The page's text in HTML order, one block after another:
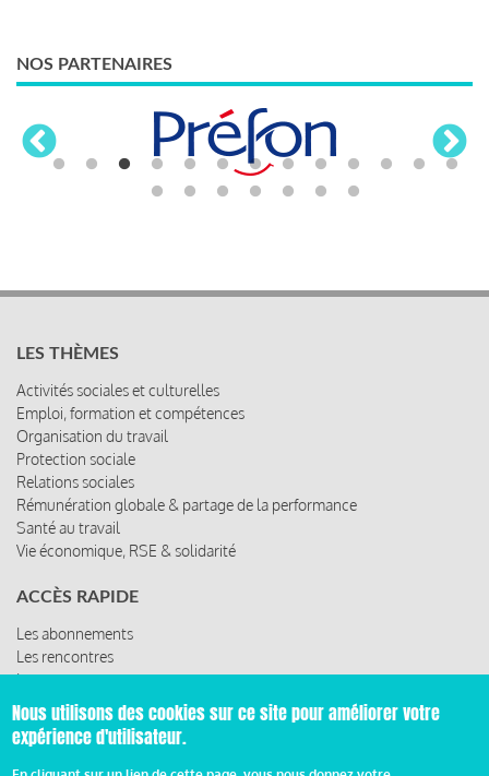
NOS PARTENAIRES
LES THÈMES
Activités sociales et culturelles
Emploi, formation et compétences
Organisation du travail
Protection sociale
Relations sociales
Rémunération globale & partage de la performance
Santé au travail
Vie économique, RSE & solidarité
ACCÈS RAPIDE
Les abonnements
Les rencontres
Les ressources
© 2019 Miroir Social - Réalisé parCafffeine
Nous utilisons des cookies sur ce site pour améliorer votre
expérience d'utilisateur.